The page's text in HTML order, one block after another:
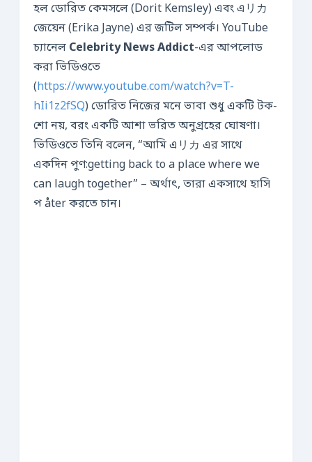
হল ডোরিত কেমসলে (Dorit Kemsley) এবং এリカ
জেয়েন (Erika Jayne) এর জটিল সম্পর্ক। YouTube
চ্যানেল Celebrity News Addict-এর আপলোড
করা ভিডিওতে
(https://www.youtube.com/watch?v=T-
hIi1z2fSQ) ডোরিত নিজের মনে ভাবা শুধু একটি টক-
শো নয়, বরং একটি আশা ভরিত অনুগ্রহের ঘোষণা।
ভিডিওতে তিনি বলেন, “আমি এリカ এর সাথে
একদিন পুণ:getting back to a place where we
can laugh together” – অর্থাৎ, তারা একসাথে হাসি
প åter করতে চান।